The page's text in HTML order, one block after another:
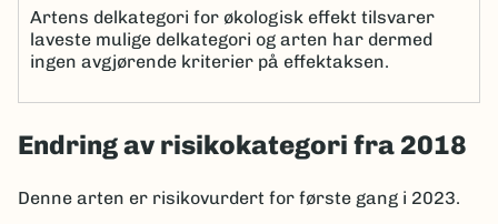
Artens delkategori for økologisk effekt tilsvarer
laveste mulige delkategori og arten har dermed
ingen avgjørende kriterier på effektaksen.
Endring av risikokategori fra 2018
Denne arten er risikovurdert for første gang i 2023.